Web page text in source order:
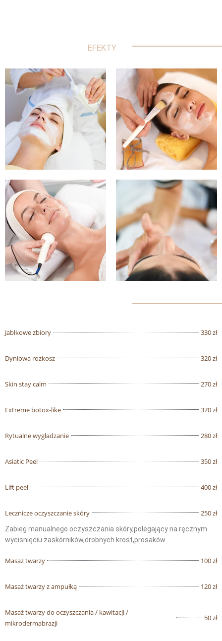
EFEKTY
Jabłkowe zbiory 330 zł
Dyniowa rozkosz 320 zł
Skin stay calm 270 zł
Extreme botox-like 370 zł
Rytualne wygładzanie 280 zł
Asiatic Peel 350 zł
Lift peel 400 zł
Lecznicze oczyszczanie skóry 250 zł
Zabieg manualnego oczyszczania skóry,polegający na ręcznym
wycisnięciu zaskórników,drobnych krost,prosaków.
Masaż twarzy 100 zł
Masaż twarzy z ampułką 120 zł
Masaż twarzy do oczyszczania / kawitacji /
mikrodermabrazji
50 zł